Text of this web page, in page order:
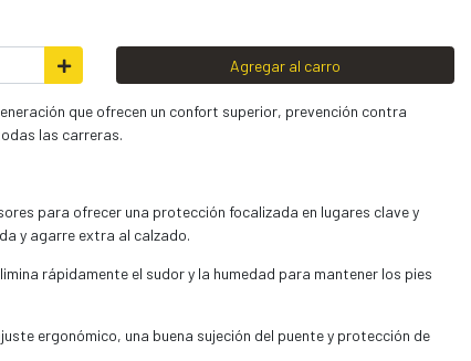
Agregar al carro
que ofrecen un confort superior, prevención contra
las carreras.
para ofrecer una protección focalizada en lugares clave y
y agarre extra al calzado.
rápidamente el sudor y la humedad para mantener los pies
ergonómico, una buena sujeción del puente y protección de